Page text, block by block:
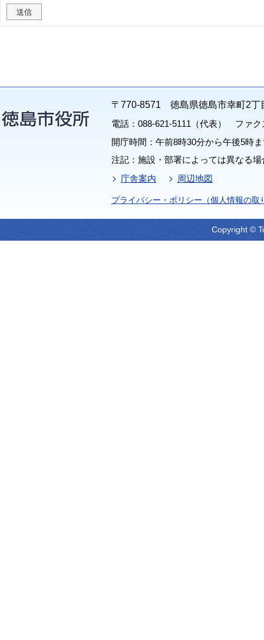
〒770-8571 徳島県徳島市幸町2丁
電話：088-621-5111（代表） ファク
開庁時間：午前8時30分から午後5時
注記：施設・部署によっては異なる
庁舎案内
周辺地図
プライバシー・ポリシー（個人情報の取
Copyright ©